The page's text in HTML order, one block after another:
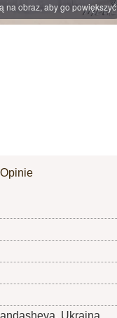
na obraz, aby go powiększyć
Opinie